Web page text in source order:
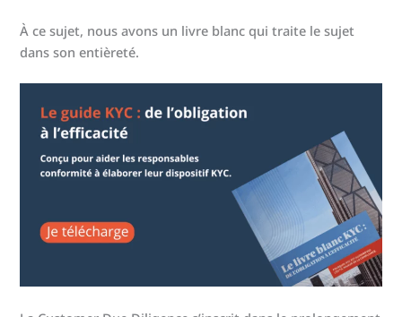
À ce sujet, nous avons un livre blanc qui traite le sujet
dans son entièreté.